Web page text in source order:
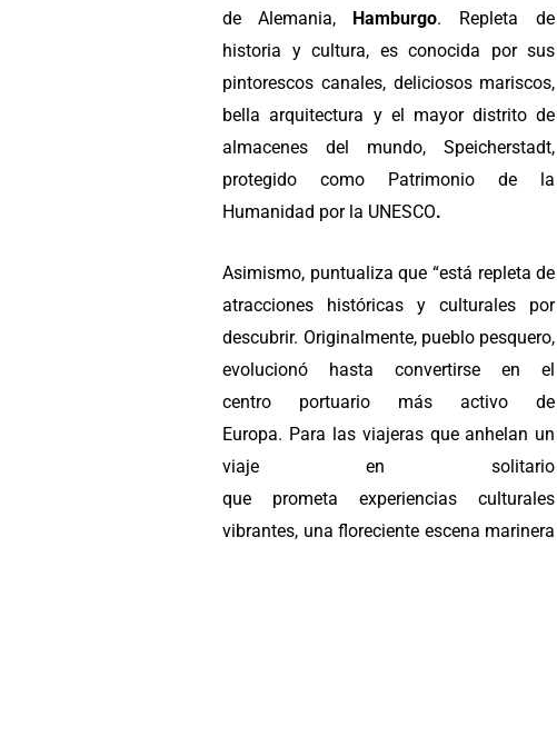
de
Alemania, Hamburgo. Repleta de
historia y cultura, es conocida por sus
pintorescos canales, deliciosos mariscos,
bella arquitectura y el mayor distrito de
almacenes del mundo, Speicherstadt,
protegido como Patrimonio de la
Humanidad por la UNESCO.
Asimismo, puntualiza que “está repleta de
atracciones históricas y culturales por
descubrir. Originalmente, pueblo pesquero,
evolucionó hasta convertirse en el
centro portuario más activo de
Europa. Para las viajeras que anhelan un
viaje en solitario
que prometa experiencias culturales
vibrantes, una floreciente escena marinera